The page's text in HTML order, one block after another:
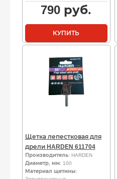
790 руб.
КУПИТЬ
Щетка лепестковая для
дрели HARDEN 611704
Производитель: HARDEN
Диаметр, мм: 100
Материал щетины: